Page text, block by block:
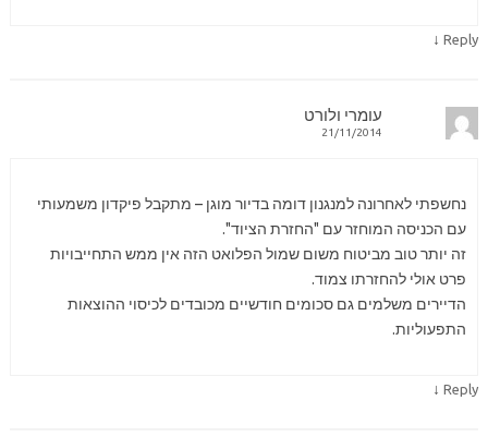
Reply
↓
עומרי ולורט
21/11/2014
נחשפתי לאחרונה למנגנון דומה בדיור מוגן – מתקבל פיקדון משמעותי
עם הכניסה המוחזר עם "החזרת הציוד".
זה יותר טוב מביטוח משום שמול הפלואט הזה אין ממש התחייבויות
פרט אולי להחזרתו צמוד.
הדיירים משלמים גם סכומים חודשיים מכובדים לכיסוי ההוצאות
התפעוליות.
Reply
↓